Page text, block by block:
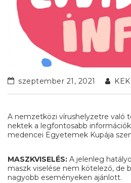
szeptember 21, 2021
A nemzetközi vírushelyzetre való
nektek a legfontosabb
medencei Egyetemek Kupája
MASZKVISELÉS: A jelenleg
maszk viselése nem kötelező, de
nagyobb eseményeken ajánlott.